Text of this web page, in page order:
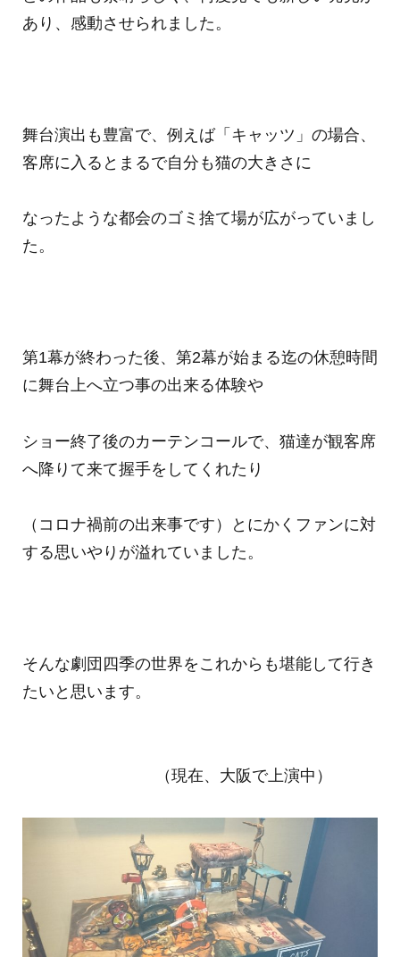
あり、感動させられました。
舞台演出も豊富で、例えば「キャッツ」の場合、
客席に入るとまるで自分も猫の大きさに
なったような都会のゴミ捨て場が広がっていまし
た。
第1幕が終わった後、第2幕が始まる迄の休憩時間
に舞台上へ立つ事の出来る体験や
ショー終了後のカーテンコールで、猫達が観客席
へ降りて来て握手をしてくれたり
（コロナ禍前の出来事です）とにかくファンに対
する思いやりが溢れていました。
そんな劇団四季の世界をこれからも堪能して行き
たいと思います。
（現在、大阪で上演中）